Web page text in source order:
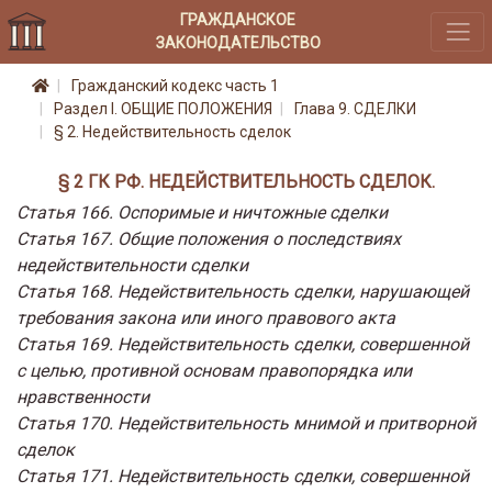
ГРАЖДАНСКОЕ
ЗАКОНОДАТЕЛЬСТВО
Гражданский кодекс часть 1
Раздел I. ОБЩИЕ ПОЛОЖЕНИЯ
Глава 9. СДЕЛКИ
§ 2. Недействительность сделок
§ 2 ГК РФ. НЕДЕЙСТВИТЕЛЬНОСТЬ СДЕЛОК.
Статья 166. Оспоримые и ничтожные сделки
Статья 167. Общие положения о последствиях
недействительности сделки
Статья 168. Недействительность сделки, нарушающей
требования закона или иного правового акта
Статья 169. Недействительность сделки, совершенной
с целью, противной основам правопорядка или
нравственности
Статья 170. Недействительность мнимой и притворной
сделок
Статья 171. Недействительность сделки, совершенной